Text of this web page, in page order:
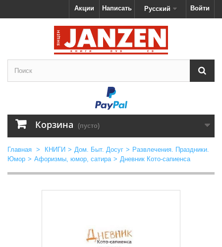
Войти
Русский
Написать
Акции
Корзина (пусто)
Главная > КНИГИ > Дом. Быт. Досуг > Развлечения. Праздники.
Юмор > Афоризмы, юмор, сатира > Дневник Кото-сапиенса